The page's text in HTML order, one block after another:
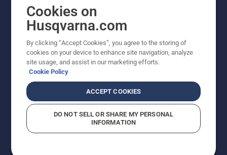
Інші сайти Husqvarna
Рекомендовані інтернет-магазини
Cookies on
Husqvarna.com
By clicking “Accept Cookies”, you agree to the storing of
cookies on your device to enhance site navigation, analyze
site usage, and assist in our marketing efforts.
Cookie Policy
ACCEPT COOKIES
DO NOT SELL OR SHARE MY PERSONAL
INFORMATION